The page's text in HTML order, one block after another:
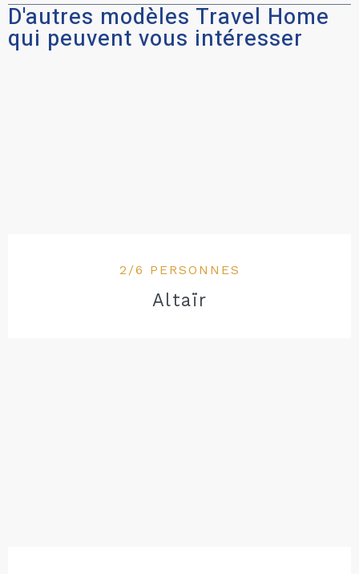
D'autres modèles Travel Home
qui peuvent vous intéresser
2/6 PERSONNES
Altaïr